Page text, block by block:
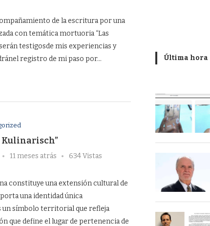
de la escritura por una
con temática mortuoria “Las
testigosde mis experiencias y
registro de mi paso por…
Kulinarisch”
11 meses atrás 634 Vistas
constituye una extensión cultural de
una identidad única
un símbolo territorial que refleja
que define el lugar de pertenencia de
Última hora